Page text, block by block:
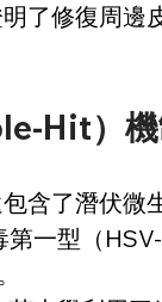
了修復周邊
Hit）機
含了潛伏微
一型（